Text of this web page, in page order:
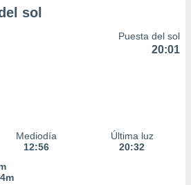
sol
Puesta del sol
20:01
Mediodía
12:56
Última luz
20:32